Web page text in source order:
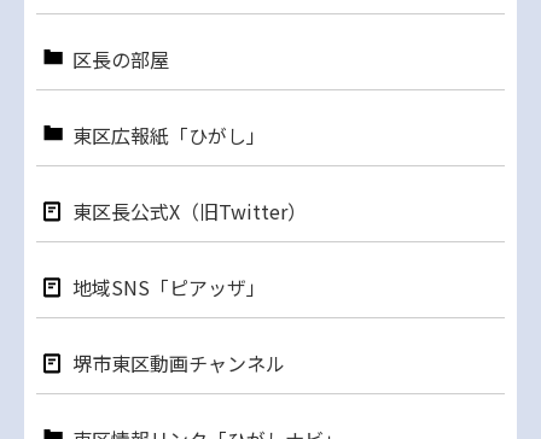
区長の部屋
東区広報紙「ひがし」
東区長公式X（旧Twitter）
地域SNS「ピアッザ」
堺市東区動画チャンネル